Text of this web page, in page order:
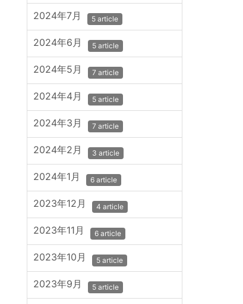
2024年7月 5 article
2024年6月 5 article
2024年5月 7 article
2024年4月 5 article
2024年3月 7 article
2024年2月 3 article
2024年1月 6 article
2023年12月 4 article
2023年11月 6 article
2023年10月 5 article
2023年9月 5 article